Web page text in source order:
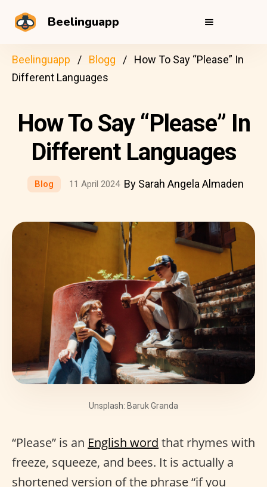
Beelinguapp
Beelinguapp Blogg
How To Say “Please” In
Different Languages
How To Say “Please” In
Different Languages
Blog 11 April 2024 By Sarah Angela Almaden
Unsplash: Baruk Granda
“Please” is an English word that rhymes with
freeze, squeeze, and bees. It is actually a
shortened version of the phrase “if you